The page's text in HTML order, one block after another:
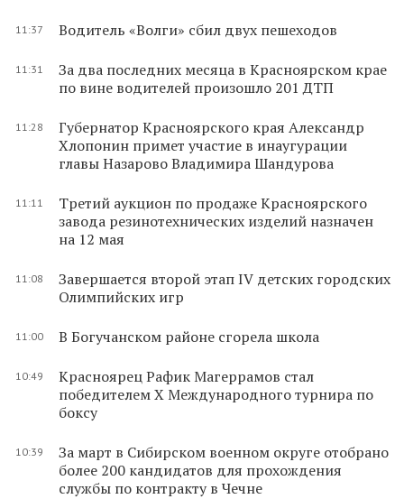
11:37 Водитель «Волги» сбил двух пешеходов
11:31
За два последних месяца в Красноярском крае
по вине водителей произошло 201 ДТП
11:28
Губернатор Красноярского края Александр
Хлопонин примет участие в инаугурации
главы Назарово Владимира Шандурова
11:11
Третий аукцион по продаже Красноярского
завода резинотехнических изделий назначен
на 12 мая
11:08
Завершается второй этап IV детских городских
Олимпийских игр
11:00 В Богучанском районе сгорела школа
10:49
Красноярец Рафик Магеррамов стал
победителем X Международного турнира по
боксу
10:39
За март в Сибирском военном округе отобрано
более 200 кандидатов для прохождения
службы по контракту в Чечне